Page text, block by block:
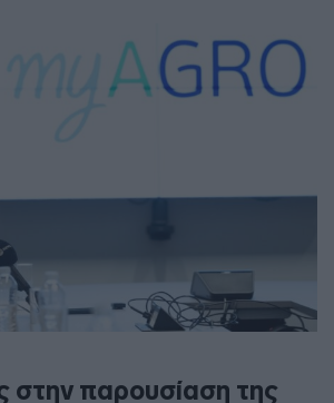
στην παρουσίαση της